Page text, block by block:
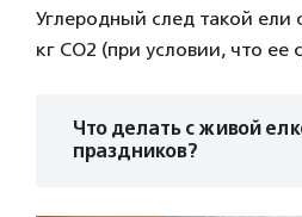
Углеродный след такой ели
кг СО2 (при условии, что ее
Что делать с живой
праздников?